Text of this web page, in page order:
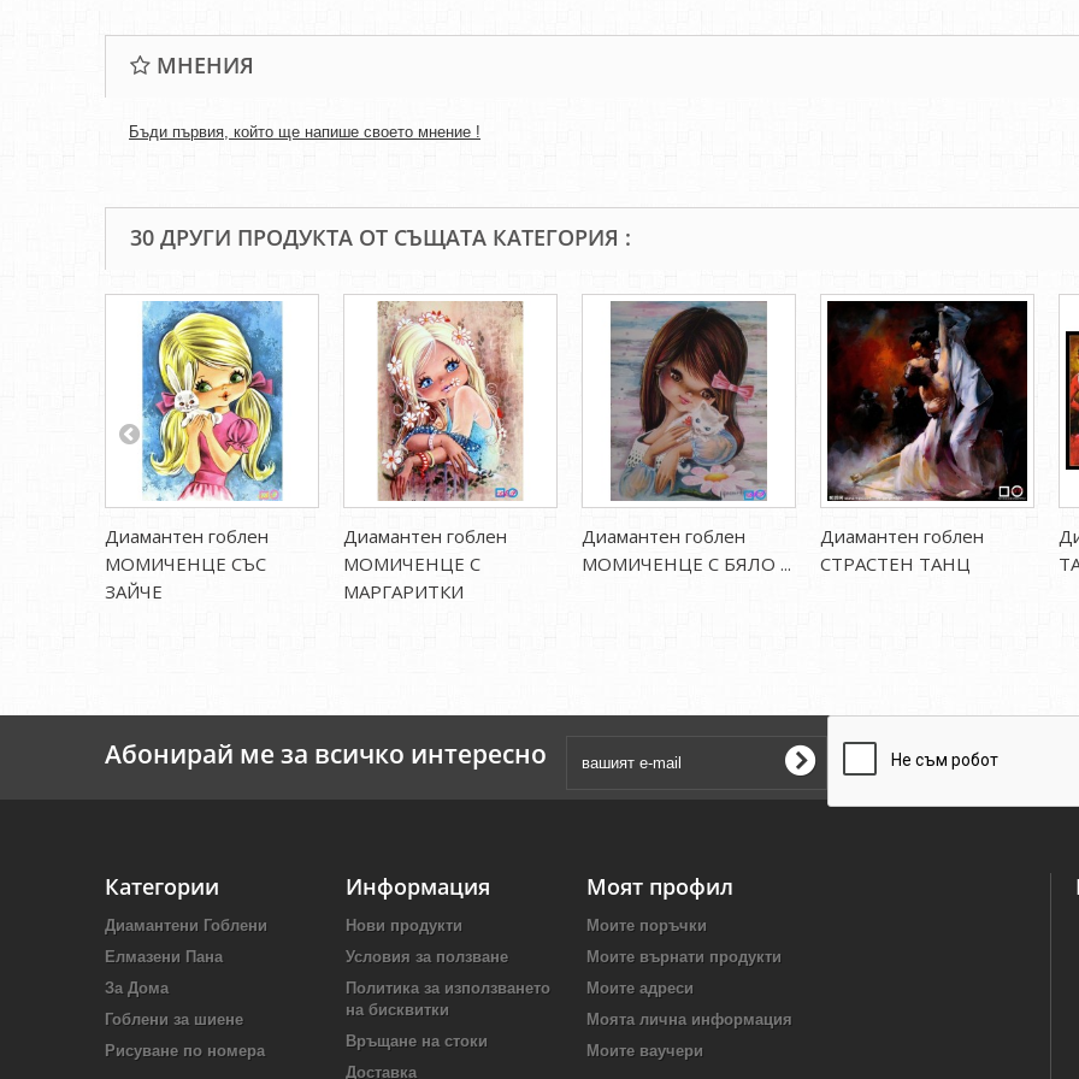
МНЕНИЯ
Бъди първия, който ще напише своето мнение !
30 ДРУГИ ПРОДУКТА ОТ СЪЩАТА КАТЕГОРИЯ :
Диамантен гоблен
МОМИЧЕНЦЕ СЪС
ЗАЙЧЕ
Диамантен гоблен
МОМИЧЕНЦЕ С
МАРГАРИТКИ
Диамантен гоблен
МОМИЧЕНЦЕ С БЯЛО ...
Диамантен гоблен
СТРАСТЕН ТАНЦ
Абонирай ме за всичко интересно
Категории
Диамантени Гоблени
Елмазени Пана
За Дома
Гоблени за шиене
Рисуване по номера
Информация
Нови продукти
Условия за ползване
Политика за използването
на бисквитки
Връщане на стоки
Доставка
Моят профил
Моите поръчки
Моите върнати продукти
Моите адреси
Моята лична информация
Моите ваучери